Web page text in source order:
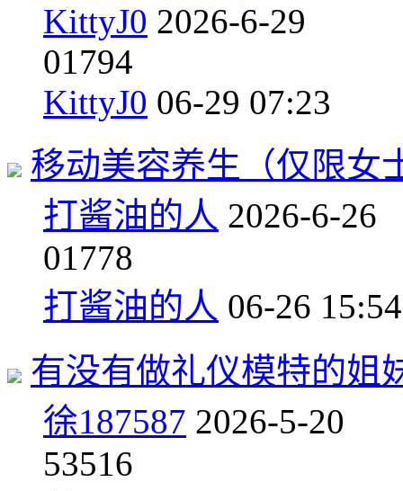
KittyJ0 2026-6-29
01794
KittyJ0 06-29 07:23
移动美容养生（仅限女
打酱油的人 2026-6-26
01778
打酱油的人 06-26 15:54
有没有做礼仪模特的姐
徐187587 2026-5-20
53516